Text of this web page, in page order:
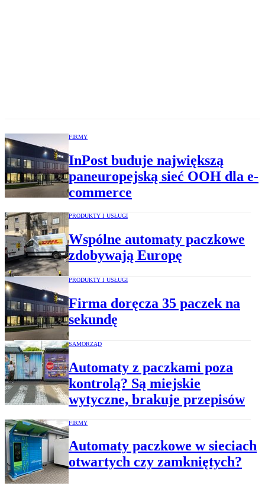
FIRMY
InPost buduje największą
paneuropejską sieć OOH dla e-
commerce
PRODUKTY I USŁUGI
Wspólne automaty paczkowe
zdobywają Europę
PRODUKTY I USŁUGI
Firma doręcza 35 paczek na
sekundę
SAMORZĄD
Automaty z paczkami poza
kontrolą? Są miejskie
wytyczne, brakuje przepisów
FIRMY
Automaty paczkowe w sieciach
otwartych czy zamkniętych?